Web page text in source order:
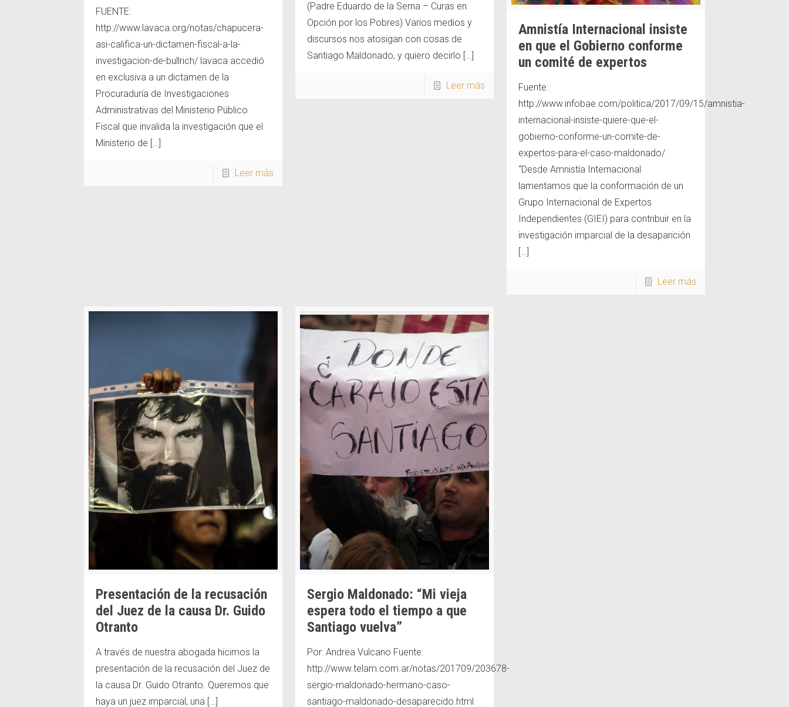
FUENTE:
http://www.lavaca.org/notas/chapucera-
asi-califica-un-dictamen-fiscal-a-la-
investigacion-de-bullrich/ lavaca accedió
en exclusiva a un dictamen de la
Procuraduría de Investigaciones
Administrativas del Ministerio Público
Fiscal que invalida la investigación que el
Ministerio de […]
Leer más
(Padre Eduardo de la Serna – Curas en
Opción por los Pobres) Varios medios y
discursos nos atosigan con cosas de
Santiago Maldonado, y quiero decirlo […]
Leer más
Amnistía Internacional insiste
en que el Gobierno conforme
un comité de expertos
Fuente:
http://www.infobae.com/politica/2017/09/15/amnistia-
internacional-insiste-quiere-que-el-
gobierno-conforme-un-comite-de-
expertos-para-el-caso-maldonado/
“Desde Amnistía Internacional
lamentamos que la conformación de un
Grupo Internacional de Expertos
Independientes (GIEI) para contribuir en la
investigación imparcial de la desaparición
[…]
Leer más
Presentación de la recusación
del Juez de la causa Dr. Guido
Otranto
A través de nuestra abogada hicimos la
presentación de la recusación del Juez de
la causa Dr. Guido Otranto. Queremos que
haya un juez imparcial, una […]
Sergio Maldonado: “Mi vieja
espera todo el tiempo a que
Santiago vuelva”
Por: Andrea Vulcano Fuente:
http://www.telam.com.ar/notas/201709/203678-
sergio-maldonado-hermano-caso-
santiago-maldonado-desaparecido.html
#JusticiaPorSantiago ¿Qué pedimos?